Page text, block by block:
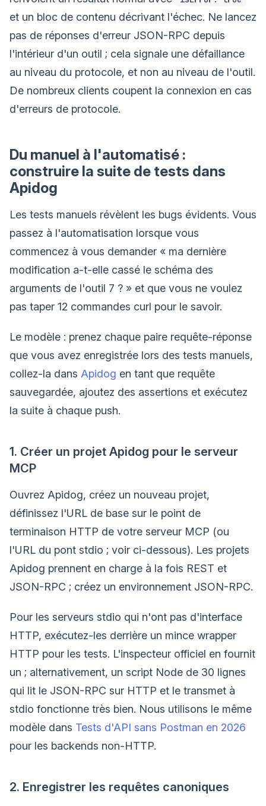
et un bloc de contenu décrivant l'échec. Ne lancez
pas de réponses d'erreur JSON-RPC depuis
l'intérieur d'un outil ; cela signale une défaillance
au niveau du protocole, et non au niveau de l'outil.
De nombreux clients coupent la connexion en cas
d'erreurs de protocole.
Du manuel à l'automatisé :
construire la suite de tests dans
Apidog
Les tests manuels révèlent les bugs évidents. Vous
passez à l'automatisation lorsque vous
commencez à vous demander « ma dernière
modification a-t-elle cassé le schéma des
arguments de l'outil 7 ? » et que vous ne voulez
pas taper 12 commandes curl pour le savoir.
Le modèle : prenez chaque paire requête-réponse
que vous avez enregistrée lors des tests manuels,
collez-la dans Apidog en tant que requête
sauvegardée, ajoutez des assertions et exécutez
la suite à chaque push.
1. Créer un projet Apidog pour le serveur
MCP
Ouvrez Apidog, créez un nouveau projet,
définissez l'URL de base sur le point de
terminaison HTTP de votre serveur MCP (ou
l'URL du pont stdio ; voir ci-dessous). Les projets
Apidog prennent en charge à la fois REST et
JSON-RPC ; créez un environnement JSON-RPC.
Pour les serveurs stdio qui n'ont pas d'interface
HTTP, exécutez-les derrière un mince wrapper
HTTP pour les tests. L'inspecteur officiel en fournit
un ; alternativement, un script Node de 30 lignes
qui lit le JSON-RPC sur HTTP et le transmet à
stdio fonctionne très bien. Nous utilisons le même
modèle dans Tests d'API sans Postman en 2026
pour les backends non-HTTP.
2. Enregistrer les requêtes canoniques